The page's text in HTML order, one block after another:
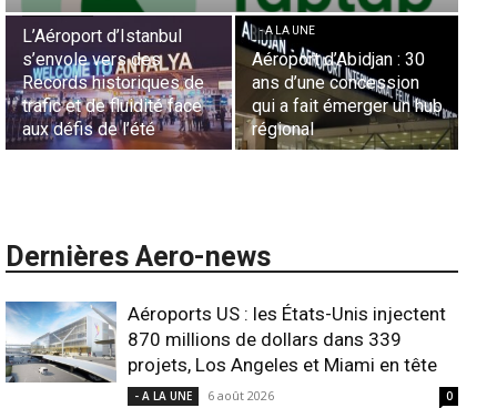
- A LA UNE
Sécurité des frontières
aériennes en Afrique :
L’appel urgent à
l’harmonisation globale
Essid à la tête de la
Représentation d’Air
France en Tunisie et
Lionel Rault aux
commandes de la région
ANSCO
hub
Dernières Aero-news
Aéroports US : les États-Unis injectent
870 millions de dollars dans 339
projets, Los Angeles et Miami en tête
- A LA UNE 6 août 2026 0